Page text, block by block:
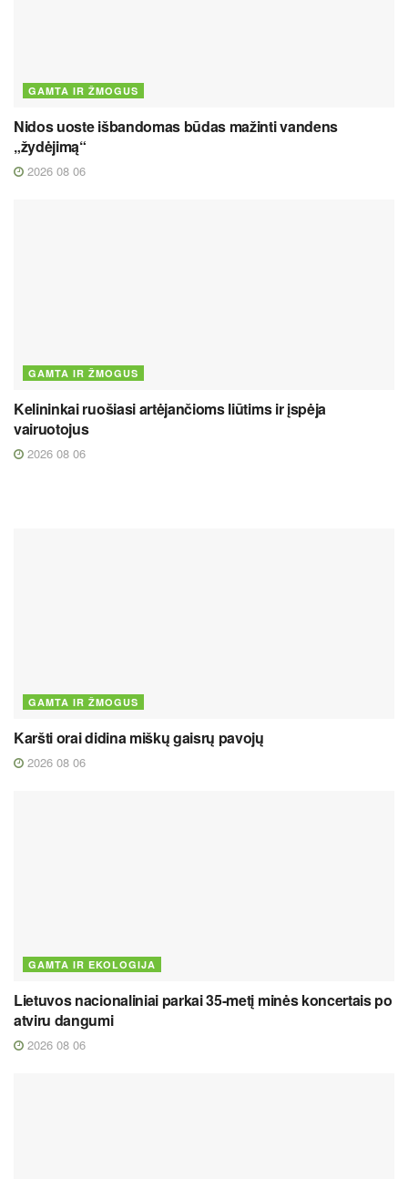
GAMTA IR ŽMOGUS
Nidos uoste išbandomas būdas mažinti vandens
„žydėjimą“
2026 08 06
GAMTA IR ŽMOGUS
Kelininkai ruošiasi artėjančioms liūtims ir įspėja
vairuotojus
2026 08 06
GAMTA IR ŽMOGUS
Karšti orai didina miškų gaisrų pavojų
2026 08 06
GAMTA IR EKOLOGIJA
Lietuvos nacionaliniai parkai 35-metį minės koncertais po
atviru dangumi
2026 08 06